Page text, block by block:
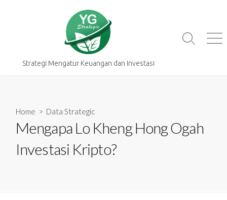
Strategi Mengatur Keuangan dan Investasi
Search
Home > Data Strategic
Mengapa Lo Kheng Hong Ogah
Investasi Kripto?